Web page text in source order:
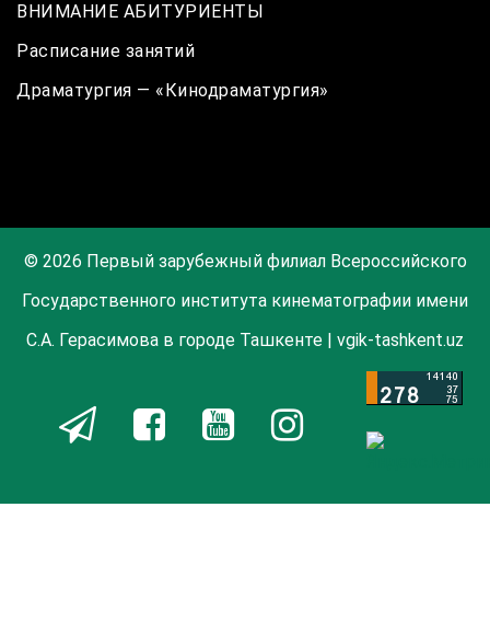
ВНИМАНИЕ АБИТУРИЕНТЫ
Расписание занятий
Драматургия — «Кинодраматургия»
© 2026 Первый зарубежный филиал Всероссийского
Государственного института кинематографии имени
С.А. Герасимова в городе Ташкенте | vgik-tashkent.uz